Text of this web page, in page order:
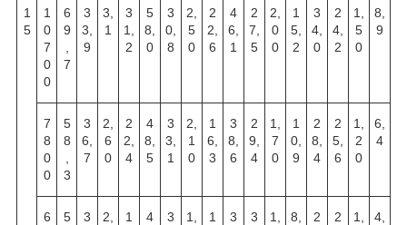
1
5
1
0
7
0
0
6
9
7
3
3,
9
3,
1
3
1,
2
5
8,
0
3
0,
8
2,
5
0
2
2,
6
4
6,
1
2
7,
5
2,
0
0
1
5,
2
3
4,
0
2
4,
2
1,
5
0
8,
9
7
8
0
0
5
8
3
3
6,
7
2,
6
0
2
2,
4
4
8,
5
3
3,
1
2,
1
0
1
6,
3
3
8,
6
2
9,
4
1,
7
0
1
0,
9
2
8,
4
2
5,
6
1,
2
0
6,
4
6
5
3
2,
1
4
3
1,
1
3
3
1,
8,
2
2
1,
4,